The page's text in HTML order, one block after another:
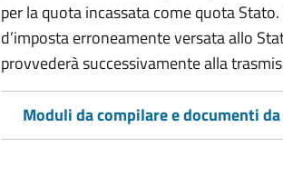
per la quota incassata come quota
d’imposta erroneamente versata allo
provvederà successivamente alla
Moduli da compilare e documenti